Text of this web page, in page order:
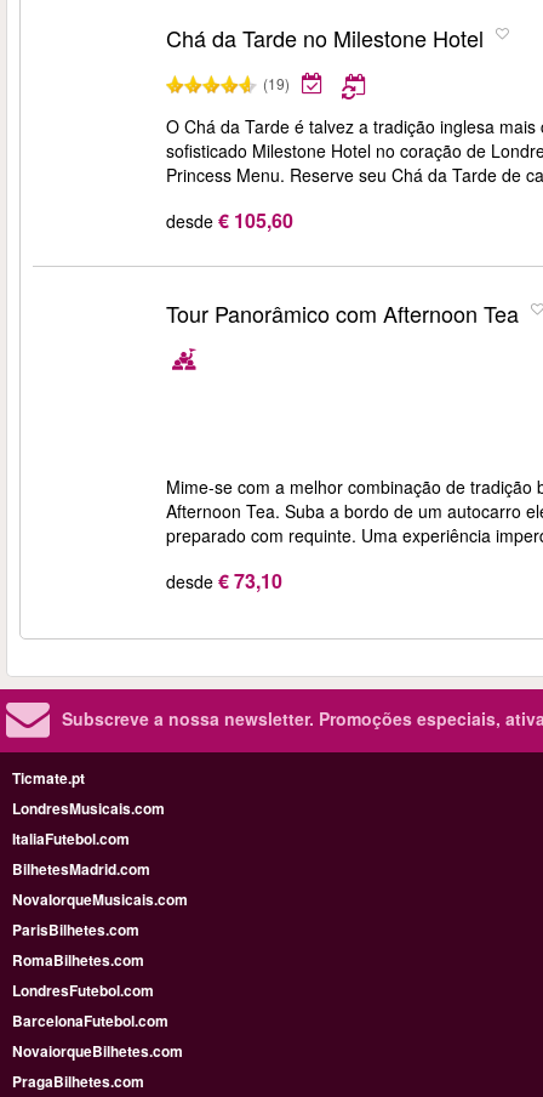
Chá da Tarde no Milestone Hotel
(19)
O Chá da Tarde é talvez a tradição inglesa
sofisticado Milestone Hotel no coração de
Princess Menu. Reserve seu Chá da Tarde de
desde € 105,60
Tour Panorâmico com Afternoon Tea
Mime-se com a melhor combinação de
Afternoon Tea. Suba a bordo de um autocarro
preparado com requinte. Uma experiência
desde € 73,10
Subscreve a nossa newsletter. Promoções especiais,
Ticmate.pt
LondresMusicais.com
ItaliaFutebol.com
BilhetesMadrid.com
NovaIorqueMusicais.com
ParisBilhetes.com
RomaBilhetes.com
LondresFutebol.com
BarcelonaFutebol.com
NovaiorqueBilhetes.com
PragaBilhetes.com